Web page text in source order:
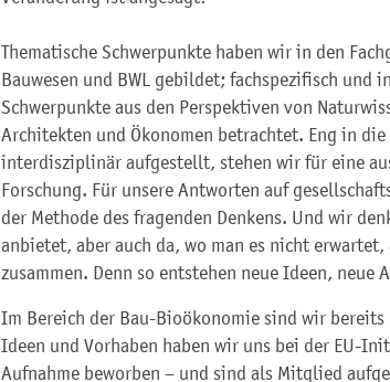
Thematische Schwerpunkte haben wir in den
Bauwesen und BWL gebildet; fachspezifisch und
Schwerpunkte aus den Perspektiven von
Architekten und Ökonomen betrachtet. Eng in
interdisziplinär aufgestellt, stehen wir für eine
Forschung. Für unsere Antworten auf
der Methode des fragenden Denkens. Und wir
anbietet, aber auch da, wo man es nicht
zusammen. Denn so entstehen neue Ideen, neue
Im Bereich der Bau-Bioökonomie sind wir
Ideen und Vorhaben haben wir uns bei der EU-
Aufnahme beworben – und sind als Mitglied